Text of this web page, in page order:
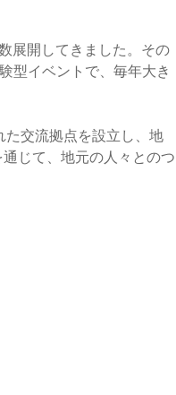
展開してきました。その
型イベントで、毎年大き
交流拠点を設立し、地
じて、地元の人々とのつ